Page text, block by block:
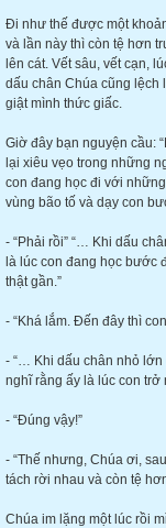
Đi như thế được một
và lần này thì còn tệ hơn
lên cát. Vết sâu, vết cạn,
dấu chân Chúa cũng lệch
giật mình thức giấc.
Giờ đây bạn nguyện cầu:
lại xiêu vẹo trong những
con đang học đi với
vùng bão tố và dạy con
- “Phải rồi” “… Khi dấu
là lúc con đang học bước
thật gần.”
- “Khá lắm. Đến đây thì
- “… Khi dấu chân nhỏ
nghĩ rằng ấy là lúc con trở
- “Đúng vậy!”
- “Thế nhưng, Chúa ơi,
tách rời nhau và còn tệ
Chúa im lặng một lúc rồi